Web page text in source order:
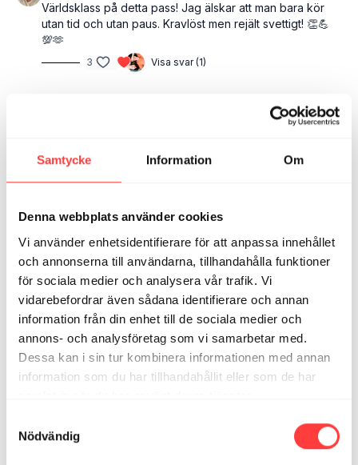
Samtycke Information Om
Denna webbplats använder cookies
Vi använder enhetsidentifierare för att anpassa innehållet
och annonserna till användarna, tillhandahålla funktioner
för sociala medier och analysera vår trafik. Vi
vidarebefordrar även sådana identifierare och annan
information från din enhet till de sociala medier och
annons- och analysföretag som vi samarbetar med.
Dessa kan i sin tur kombinera informationen med annan
information som du har tillhandahållit eller som de har
Nödvändig
Världsklass på detta pass! Jag älskar att man bara kör
utan tid och utan paus. Kravlöst men rejält svettigt! 👏💪
💯🫶
3 Visa svar (1)
Underbart! Gillar tempot, musiken, upplägget looken,
uppfräschad.
Emma H. januari 23
Härligt pass och bästa sättet att avsluta arbetsveckan
och inleda helgen! Tack för det 😍
3 Visa svar (1)
Elna K. januari 23
Jag blir så glad, vilken härlig musik och svettporerna
får jobba. Så kul 🤩💪
1 Visa svar (1)
fint pass före jobbet! var det en låt från donkey kong